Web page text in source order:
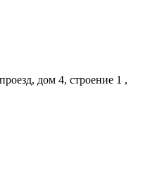
дом 4, строение 1 ,